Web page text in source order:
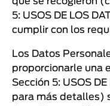
5: USOS DE LOS
cumplir con los
Los Datos
proporcionarle una
Sección 5: USOS DE
para más detalles)